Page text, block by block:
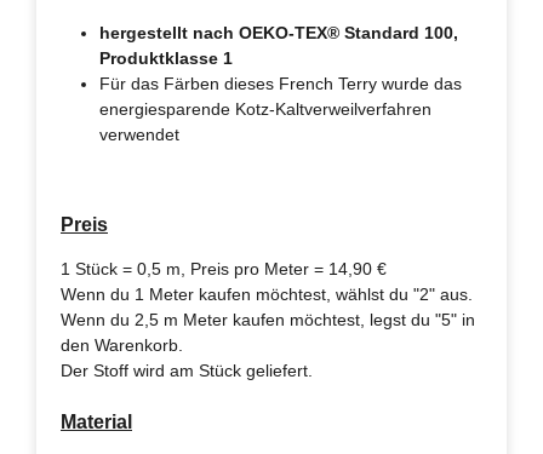
hergestellt nach OEKO-TEX® Standard 100,
Produktklasse 1
Für das Färben dieses French Terry wurde das
energiesparende Kotz-Kaltverweilverfahren
verwendet
Preis
1 Stück = 0,5 m, Preis pro Meter = 14,90 €
Wenn du 1 Meter kaufen möchtest, wählst du "2" aus.
Wenn du 2,5 m Meter kaufen möchtest, legst du "5" in
den Warenkorb.
Der Stoff wird am Stück geliefert.
Material